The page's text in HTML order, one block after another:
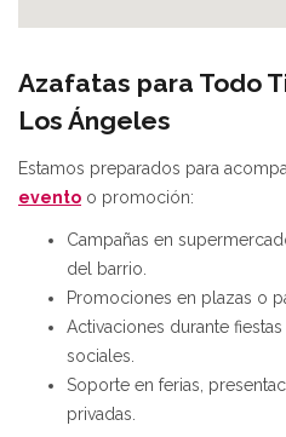
Azafatas para Todo
Los Ángeles
Estamos preparados para
evento o promoción:
Campañas en
del barrio.
Promociones en plazas o
Activaciones durante
sociales.
Soporte en ferias,
privadas.